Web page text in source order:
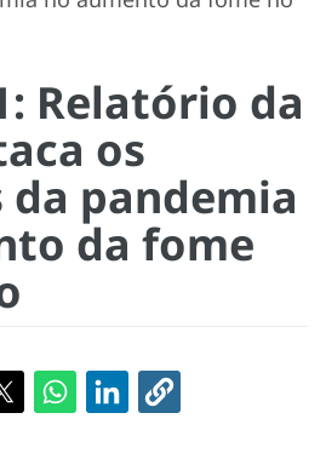
Relatório da
os
pandemia
da fome